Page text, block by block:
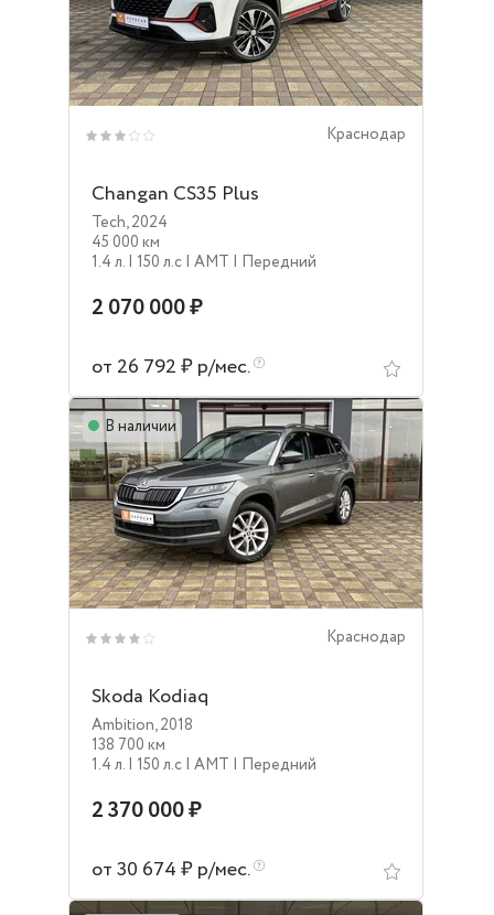
Краснодар
Changan CS35 Plus
Tech,2024
45 000 км
1.4 л. | 150 л.c | AMT | Передний
2 070 000 ₽
от 26 792 ₽ р/мес.
В наличии
Краснодар
Skoda Kodiaq
Ambition,2018
138 700 км
1.4 л. | 150 л.c | AMT | Передний
2 370 000 ₽
от 30 674 ₽ р/мес.